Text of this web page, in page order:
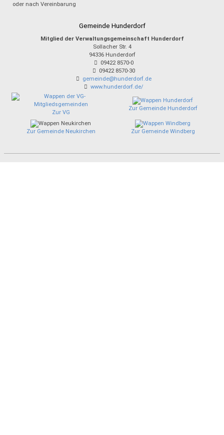
oder nach Vereinbarung
Gemeinde Hunderdorf
Mitglied der Verwaltungsgemeinschaft Hunderdorf
Sollacher Str. 4
94336 Hunderdorf
09422 8570-0
09422 8570-30
gemeinde@hunderdorf.de
www.hunderdorf.de/
Zur VG
Zur Gemeinde Hunderdorf
Zur Gemeinde Neukirchen Zur Gemeinde Windberg